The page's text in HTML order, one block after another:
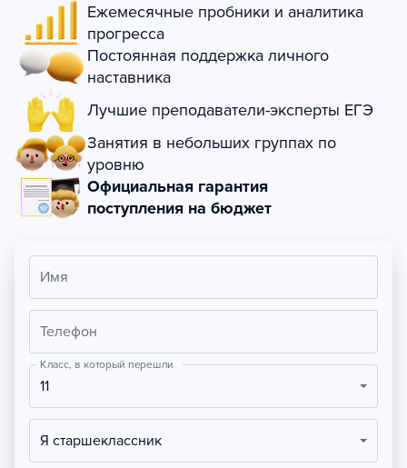
Ежемесячные пробники и аналитика
прогресса
Постоянная поддержка личного
наставника
Лучшие преподаватели-эксперты ЕГЭ
Занятия в небольших группах по
уровню
Официальная гарантия
поступления на бюджет
Имя
Телефон
Класс, в который перешли
11
Я старшеклассник